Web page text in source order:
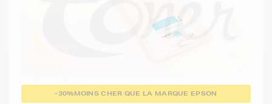
-30%MOINS CHER QUE LA MARQUE EPSON